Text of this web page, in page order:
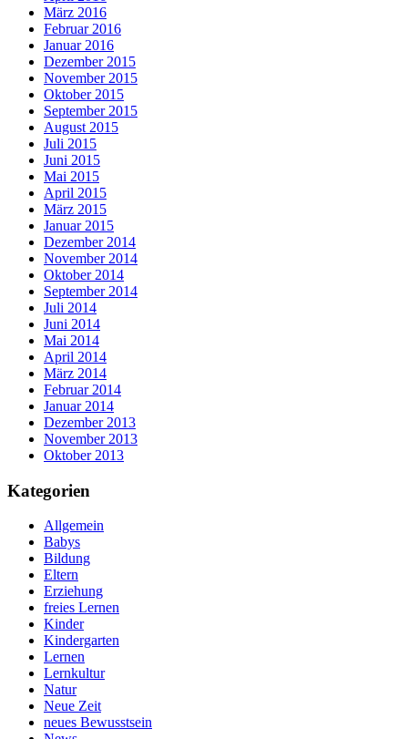
März 2016
Februar 2016
Januar 2016
Dezember 2015
November 2015
Oktober 2015
September 2015
August 2015
Juli 2015
Juni 2015
Mai 2015
April 2015
März 2015
Januar 2015
Dezember 2014
November 2014
Oktober 2014
September 2014
Juli 2014
Juni 2014
Mai 2014
April 2014
März 2014
Februar 2014
Januar 2014
Dezember 2013
November 2013
Oktober 2013
Kategorien
Allgemein
Babys
Bildung
Eltern
Erziehung
freies Lernen
Kinder
Kindergarten
Lernen
Lernkultur
Natur
Neue Zeit
neues Bewusstsein